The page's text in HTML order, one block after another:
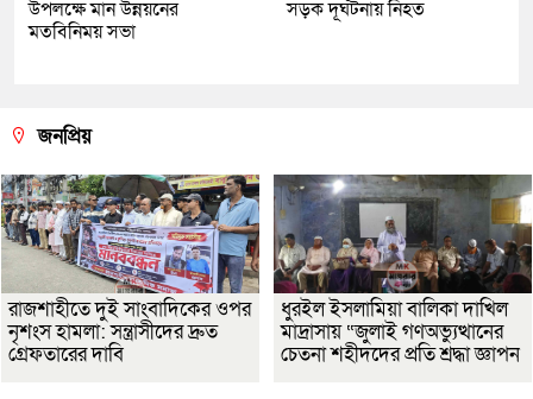
উপলক্ষে মান উন্নয়নের
মতবিনিময় সভা
সড়ক দূর্ঘটনায় নিহত
জনপ্রিয়
রাজশাহীতে দুই সাংবাদিকের ওপর
নৃশংস হামলা: সন্ত্রাসীদের দ্রুত
গ্রেফতারের দাবি
ধুরইল ইসলামিয়া বালিকা দাখিল
মাদ্রাসায় “জুলাই গণঅভ্যুত্থানের
চেতনা শহীদদের প্রতি শ্রদ্ধা জ্ঞাপন